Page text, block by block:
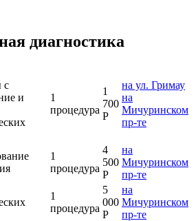
диагностика
с
и
1
процедура
1
700
Р
на ул. Гримау
на
Мичуринском
пр-те
1
процедура
4
500
Р
на
Мичуринском
пр-те
1
процедура
5
000
Р
на
Мичуринском
пр-те